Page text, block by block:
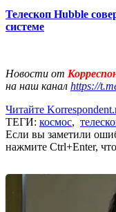
Телескоп Hubble
системе
Новости от
на наш канал https://
Читайте
ТЕГИ: космос,
Если вы заметили
нажмите Ctrl+Enter,